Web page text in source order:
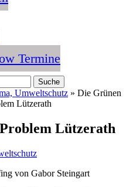
Termine
Umweltschutz » Die Grünen
Lützerath
Lützerath
von Gabor Steingart